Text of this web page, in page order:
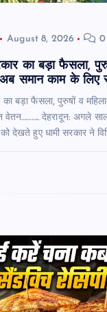
August 8, 2026 0
का बड़ा फैसला,
समान काम के लिए
का बड़ा फैसला, पुरुषों व
वेतन……….. देहरादून: अगले
देखते हुए धामी सरकार ने